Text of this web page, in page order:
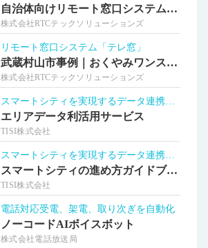
自治体向けリモート窓口システム「テレ窓」
株式会社RTCテックソリューションズ
リモート窓口システム「テレ窓」
武蔵村山市事例｜おくやみワンストップ窓口
株式会社RTCテックソリューションズ
スマートシティを実現するデータ連携基盤
エリアデータ利活用サービス
TISI株式会社
スマートシティを実現するデータ連携基盤
スマートシティの進め方ガイドブック
TISI株式会社
電話対応受電、架電、取り次ぎを自動化
ノーコードAIボイスボット
株式会社電話放送局